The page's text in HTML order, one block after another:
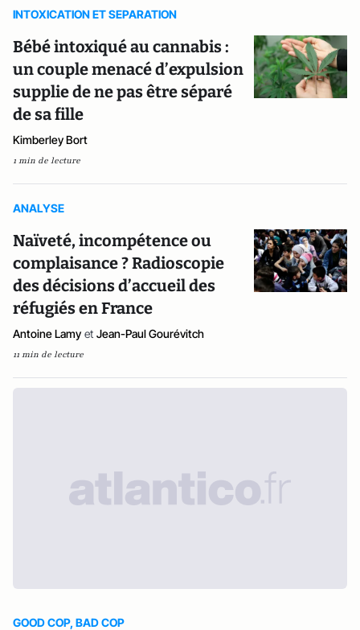
INTOXICATION ET SEPARATION
Bébé intoxiqué au cannabis :
un couple menacé d’expulsion
supplie de ne pas être séparé
de sa fille
Kimberley Bort
1 min de lecture
ANALYSE
Naïveté, incompétence ou
complaisance ? Radioscopie
des décisions d’accueil des
réfugiés en France
Antoine Lamy et Jean-Paul Gourévitch
11 min de lecture
GOOD COP, BAD COP